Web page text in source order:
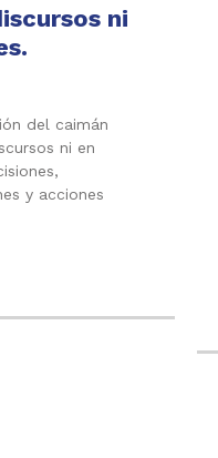
ni
del caimán
ni en
y acciones